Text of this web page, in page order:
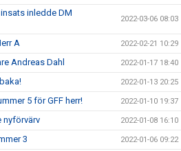
inledde DM
2022-03-06 08:03
A 2022-02-21 10:29
Andreas Dahl 2022-01-17 18:40
2022-01-13 20:25
5 för GFF herr! 2022-01-10 19:37
nyförvärv 2022-01-08 16:10
3 2022-01-06 09:22